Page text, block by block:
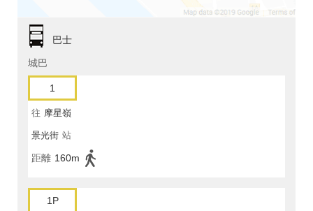
巴士
城巴
1
往 摩星嶺
景光街 站
距離 160m
1P